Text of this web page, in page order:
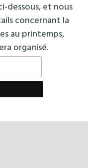
dessous, et nous
concernant la
au printemps,
organisé.